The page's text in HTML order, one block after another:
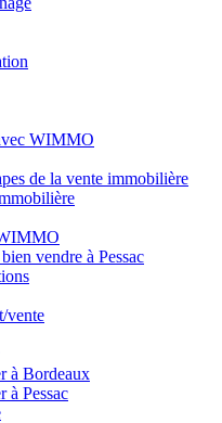
WIMMO
de la vente immobilière
vendre à Pessac
vente
à Bordeaux
à Pessac